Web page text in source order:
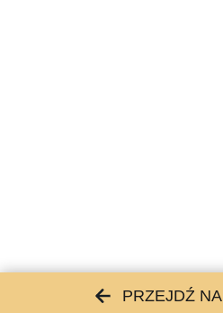
PRZEJDŹ NA